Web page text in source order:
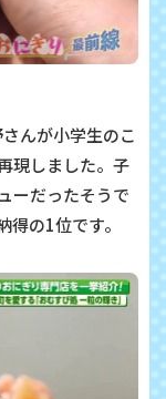
んが小学生のこ
現しました。子
ーだったそうで
の1位です。